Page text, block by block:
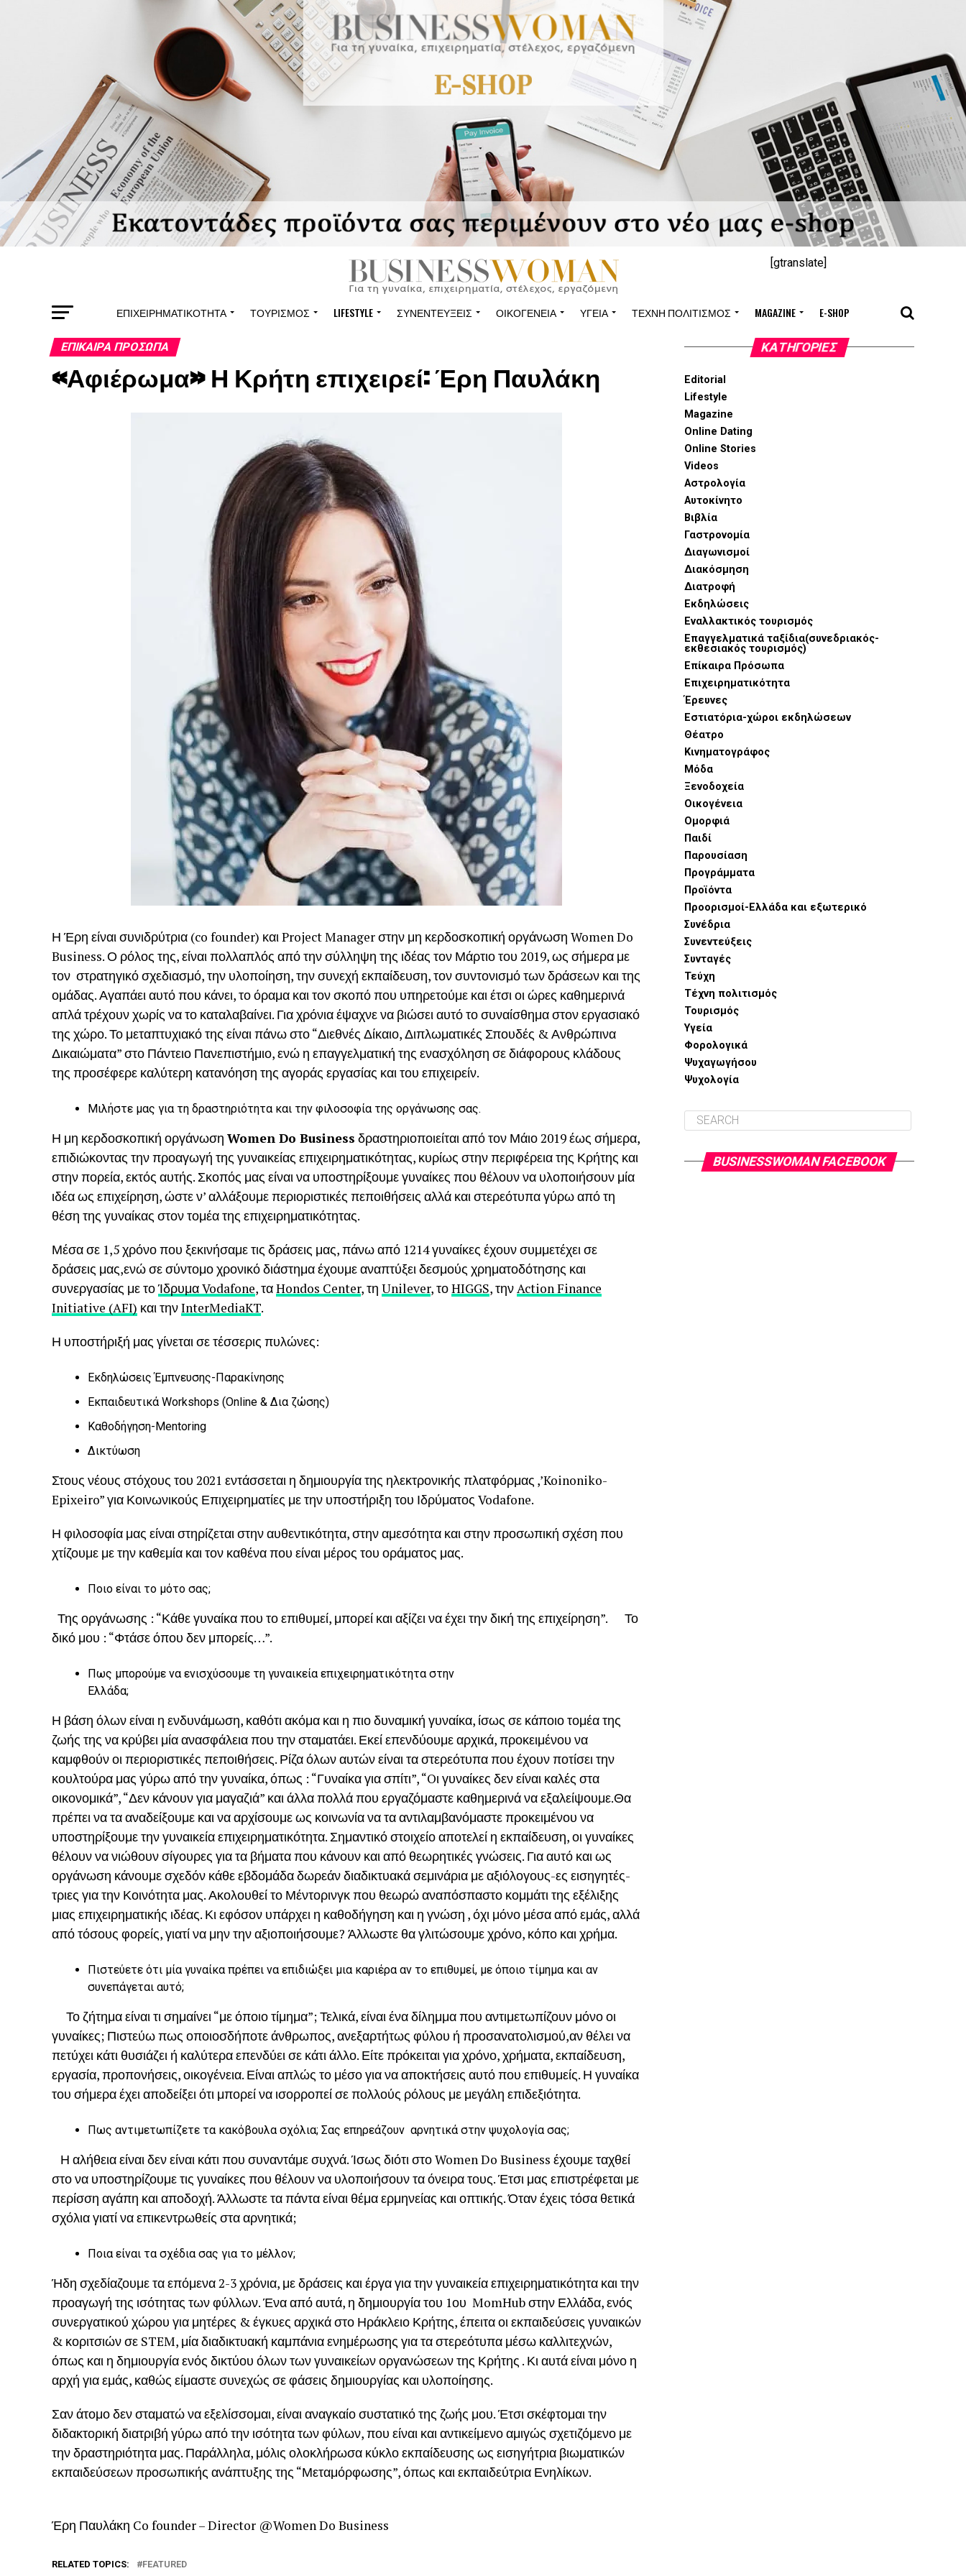
[gtranslate]
ΕΠΙΧΕΙΡΗΜΑΤΙΚΌΤΗΤΑ ΤΟΥΡΙΣΜΌΣ LIFESTYLE ΣΥΝΕΝΤΕΎΞΕΙΣ ΟΙΚΟΓΈΝΕΙΑ ΥΓΕΊΑ ΤΈΧΝΗ ΠΟΛΙΤΙΣΜΌΣ MAGAZINE E-SHOP
ΕΠΊΚΑΙΡΑ ΠΡΌΣΩΠΑ
«Αφιέρωμα» Η Κρήτη επιχειρεί: Έρη Παυλάκη
Η Έρη είναι συνιδρύτρια (co founder) και Project Manager στην μη κερδοσκοπική οργάνωση Women Do
Business. Ο ρόλος της, είναι πολλαπλός από την σύλληψη της ιδέας τον Μάρτιο του 2019, ως σήμερα με
τον στρατηγικό σχεδιασμό, την υλοποίηση, την συνεχή εκπαίδευση, τον συντονισμό των δράσεων και της
ομάδας. Αγαπάει αυτό που κάνει, το όραμα και τον σκοπό που υπηρετούμε και έτσι οι ώρες καθημερινά
απλά τρέχουν χωρίς να το καταλαβαίνει. Για χρόνια έψαχνε να βιώσει αυτό το συναίσθημα στον εργασιακό
της χώρο. Το μεταπτυχιακό της είναι πάνω στο “Διεθνές Δίκαιο, Διπλωματικές Σπουδές & Ανθρώπινα
Δικαιώματα” στο Πάντειο Πανεπιστήμιο, ενώ η επαγγελματική της ενασχόληση σε διάφορους κλάδους
της προσέφερε καλύτερη κατανόηση της αγοράς εργασίας και του επιχειρείν.
Μιλήστε μας για τη δραστηριότητα και την φιλοσοφία της οργάνωσης σας.
Η μη κερδοσκοπική οργάνωση Women Do Business δραστηριοποιείται από τον Μάιο 2019 έως σήμερα,
επιδιώκοντας την προαγωγή της γυναικείας επιχειρηματικότητας, κυρίως στην περιφέρεια της Κρήτης και
στην πορεία, εκτός αυτής. Σκοπός μας είναι να υποστηρίξουμε γυναίκες που θέλουν να υλοποιήσουν μία
ιδέα ως επιχείρηση, ώστε ν’ αλλάξουμε περιοριστικές πεποιθήσεις αλλά και στερεότυπα γύρω από τη
θέση της γυναίκας στον τομέα της επιχειρηματικότητας.
Μέσα σε 1,5 χρόνο που ξεκινήσαμε τις δράσεις μας, πάνω από 1214 γυναίκες έχουν συμμετέχει σε
δράσεις μας,ενώ σε σύντομο χρονικό διάστημα έχουμε αναπτύξει δεσμούς χρηματοδότησης και
συνεργασίας με τοΊδρυμα Vodafone, ταHondos Center, τη Unilever, τοHIGGS, τηνAction Finance
Initiative (AFI) και τηνInterMediaKT.
Η υποστήριξή μας γίνεται σε τέσσερις πυλώνες:
Εκδηλώσεις Έμπνευσης-Παρακίνησης
Εκπαιδευτικά Workshops (Online & Δια ζώσης)
Καθοδήγηση-Mentoring
Δικτύωση
Στους νέους στόχους του 2021 εντάσσεται η δημιουργία της ηλεκτρονικής πλατφόρμας ,’Koinoniko-
Epixeiro” για Κοινωνικούς Επιχειρηματίες με την υποστήριξη του Ιδρύματος Vodafone.
Η φιλοσοφία μας είναι στηρίζεται στην αυθεντικότητα, στην αμεσότητα και στην προσωπική σχέση που
χτίζουμε με την καθεμία και τον καθένα που είναι μέρος του οράματος μας.
Ποιο είναι το μότο σας;
Της οργάνωσης : “Κάθε γυναίκα που το επιθυμεί, μπορεί και αξίζει να έχει την δική της επιχείρηση”. Το
δικό μου : “Φτάσε όπου δεν μπορείς…”.
Πως μπορούμε να ενισχύσουμε τη γυναικεία επιχειρηματικότητα στην
Ελλάδα;
Η βάση όλων είναι η ενδυνάμωση, καθότι ακόμα και η πιο δυναμική γυναίκα, ίσως σε κάποιο τομέα της
ζωής της να κρύβει μία ανασφάλεια που την σταματάει. Εκεί επενδύουμε αρχικά, προκειμένου να
καμφθούν οι περιοριστικές πεποιθήσεις. Ρίζα όλων αυτών είναι τα στερεότυπα που έχουν ποτίσει την
κουλτούρα μας γύρω από την γυναίκα, όπως : “Γυναίκα για σπίτι”, “Oι γυναίκες δεν είναι καλές στα
οικονομικά”, “Δεν κάνουν για μαγαζιά” και άλλα πολλά που εργαζόμαστε καθημερινά να εξαλείψουμε.Θα
πρέπει να τα αναδείξουμε και να αρχίσουμε ως κοινωνία να τα αντιλαμβανόμαστε προκειμένου να
υποστηρίξουμε την γυναικεία επιχειρηματικότητα. Σημαντικό στοιχείο αποτελεί η εκπαίδευση, οι γυναίκες
θέλουν να νιώθουν σίγουρες για τα βήματα που κάνουν και από θεωρητικές γνώσεις. Για αυτό και ως
οργάνωση κάνουμε σχεδόν κάθε εβδομάδα δωρεάν διαδικτυακά σεμινάρια με αξιόλογους-ες εισηγητές-
τριες για την Κοινότητα μας. Ακολουθεί το Μέντορινγκ που θεωρώ αναπόσπαστο κομμάτι της εξέλιξης
μιας επιχειρηματικής ιδέας. Κι εφόσον υπάρχει η καθοδήγηση και η γνώση , όχι μόνο μέσα από εμάς, αλλά
από τόσους φορείς, γιατί να μην την αξιοποιήσουμε? Άλλωστε θα γλιτώσουμε χρόνο, κόπο και χρήμα.
Πιστεύετε ότι μία γυναίκα πρέπει να επιδιώξει μια καριέρα αν το επιθυμεί, με όποιο τίμημα και αν
συνεπάγεται αυτό;
Το ζήτημα είναι τι σημαίνει “με όποιο τίμημα”; Τελικά, είναι ένα δίλημμα που αντιμετωπίζουν μόνο οι
γυναίκες; Πιστεύω πως οποιοσδήποτε άνθρωπος, ανεξαρτήτως φύλου ή προσανατολισμού,αν θέλει να
πετύχει κάτι θυσιάζει ή καλύτερα επενδύει σε κάτι άλλο. Είτε πρόκειται για χρόνο, χρήματα, εκπαίδευση,
εργασία, προπονήσεις, οικογένεια. Είναι απλώς το μέσο για να αποκτήσεις αυτό που επιθυμείς. Η γυναίκα
του σήμερα έχει αποδείξει ότι μπορεί να ισορροπεί σε πολλούς ρόλους με μεγάλη επιδεξιότητα.
Πως αντιμετωπίζετε τα κακόβουλα σχόλια; Σας επηρεάζουν αρνητικά στην ψυχολογία σας;
Η αλήθεια είναι δεν είναι κάτι που συναντάμε συχνά. Ίσως διότι στο Women Do Business έχουμε ταχθεί
στο να υποστηρίζουμε τις γυναίκες που θέλουν να υλοποιήσουν τα όνειρα τους. Έτσι μας επιστρέφεται με
περίσση αγάπη και αποδοχή. Άλλωστε τα πάντα είναι θέμα ερμηνείας και οπτικής. Όταν έχεις τόσα θετικά
σχόλια γιατί να επικεντρωθείς στα αρνητικά;
Ποια είναι τα σχέδια σας για το μέλλον;
Ήδη σχεδίαζουμε τα επόμενα 2-3 χρόνια, με δράσεις και έργα για την γυναικεία επιχειρηματικότητα και την
προαγωγή της ισότητας των φύλλων. Ένα από αυτά, η δημιουργία του 1ου MomHub στην Ελλάδα, ενός
συνεργατικού χώρου για μητέρες & έγκυες αρχικά στο Ηράκλειο Κρήτης, έπειτα οι εκπαιδεύσεις γυναικών
& κοριτσιών σε STEM, μία διαδικτυακή καμπάνια ενημέρωσης για τα στερεότυπα μέσω καλλιτεχνών,
όπως και η δημιουργία ενός δικτύου όλων των γυναικείων οργανώσεων της Κρήτης . Κι αυτά είναι μόνο η
αρχή για εμάς, καθώς είμαστε συνεχώς σε φάσεις δημιουργίας και υλοποίησης.
Σαν άτομο δεν σταματώ να εξελίσσομαι, είναι αναγκαίο συστατικό της ζωής μου. Έτσι σκέφτομαι την
διδακτορική διατριβή γύρω από την ισότητα των φύλων, που είναι και αντικείμενο αμιγώς σχετιζόμενο με
την δραστηριότητα μας. Παράλληλα, μόλις ολοκλήρωσα κύκλο εκπαίδευσης ως εισηγήτρια βιωματικών
εκπαιδεύσεων προσωπικής ανάπτυξης της “Μεταμόρφωσης”, όπως και εκπαιδεύτρια Ενηλίκων.
Έρη Παυλάκη Co founder – Director @Women Do Business
RELATED TOPICS: FEATURED
KΑΤΗΓΟΡΊΕΣ
Editorial
Lifestyle
Magazine
Online Dating
Online Stories
Videos
Αστρολογία
Αυτοκίνητο
Βιβλία
Γαστρονομία
Διαγωνισμοί
Διακόσμηση
Διατροφή
Εκδηλώσεις
Εναλλακτικός τουρισμός
Επαγγελματικά ταξίδια(συνεδριακός-
εκθεσιακός τουρισμός)
Επίκαιρα Πρόσωπα
Επιχειρηματικότητα
Έρευνες
Εστιατόρια-χώροι εκδηλώσεων
Θέατρο
Κινηματογράφος
Μόδα
Ξενοδοχεία
Οικογένεια
Ομορφιά
Παιδί
Παρουσίαση
Προγράμματα
Προϊόντα
Προορισμοί-Ελλάδα και εξωτερικό
Συνέδρια
Συνεντεύξεις
Συνταγές
Τεύχη
Τέχνη πολιτισμός
Τουρισμός
Υγεία
Φορολογικά
Ψυχαγωγήσου
Ψυχολογία
BUSINESSWOMAN FACEBOOK